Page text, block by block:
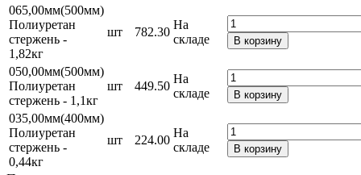
065,00мм(500мм)
Полиуретан
стержень -
1,82кг
шт 782.30
На
складе
В корзину
050,00мм(500мм)
Полиуретан
стержень - 1,1кг
шт 449.50
На
складе
В корзину
035,00мм(400мм)
Полиуретан
стержень -
0,44кг
шт 224.00
На
складе
В корзину